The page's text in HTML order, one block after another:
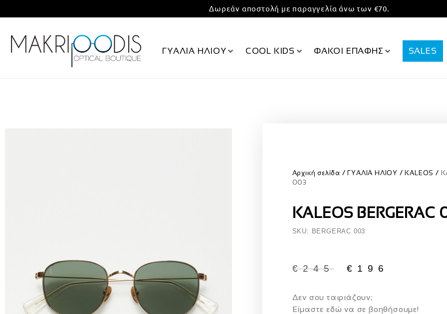
Δωρεάν αποστολή με παραγγελία άνω των €70.
ΓΥΑΛΙΑ ΗΛΙΟΥ COOL KIDS ΦΑΚΟΙ ΕΠΑΦΗΣ SALES
Αρχική σελίδα ΓΥΑΛΙΑ ΗΛΙΟΥ KALEOS
003
KALEOS BERGERAC
SKU: BERGERAC 003
€245 € 196
Δεν σου ταιριάζουν;
Eίμαστε εδώ να σε βοηθήσουμε!